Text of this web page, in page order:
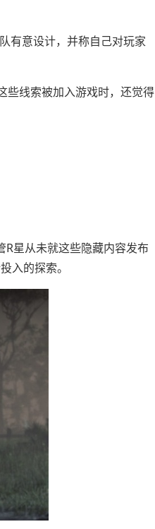
意设计，并称自己对玩家
线索被加入游戏时，还觉得
星从未就这些隐藏内容发布
入的探索。